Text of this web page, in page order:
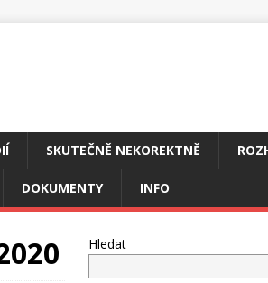
SKUTEČNĚ NEKOREKTNĚ
DOKUMENTY INFO
Hledat